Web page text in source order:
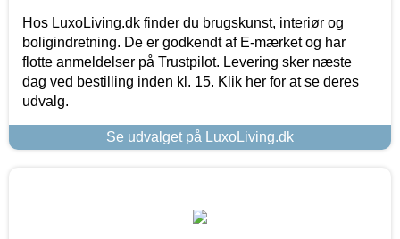
Hos LuxoLiving.dk finder du brugskunst, interiør og
boligindretning. De er godkendt af E-mærket og har
flotte anmeldelser på Trustpilot. Levering sker næste
dag ved bestilling inden kl. 15. Klik her for at se deres
udvalg.
Se udvalget på LuxoLiving.dk